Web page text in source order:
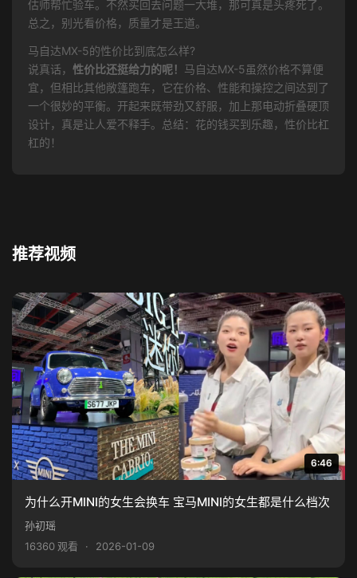
估师帮忙验车。不然买回去问题一大堆，那可真是头疼死了。
总之，别光看价格，质量才是王道。
马自达MX-5的性价比到底怎么样?
说真话， 性价比还挺给力的呢！ 马自达MX-5虽然价格不算便
宜，但相比其他敞篷跑车，它在价格、性能和操控之间达到了
一个很妙的平衡。开起来既带劲又舒服，加上那电动折叠硬顶
设计，真是让人爱不释手。总结：花的钱买到乐趣，性价比杠
杠的！
推荐视频
6:46
为什么开MINI的女生会换车 宝马MINI的女生都是什么档次
孙初瑶
16360 观看
· 2026-01-09